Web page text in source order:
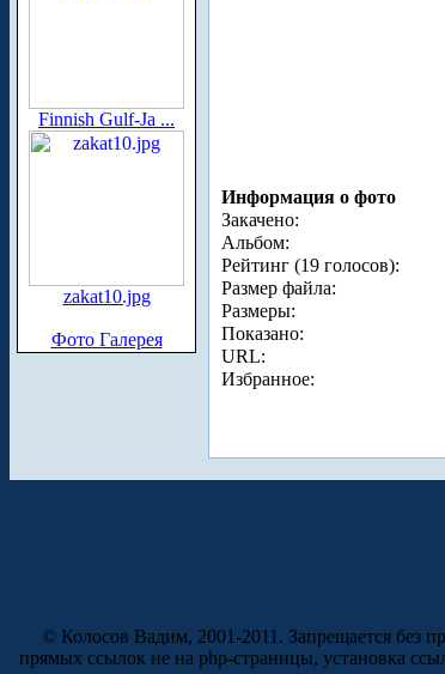
Finnish Gulf-Ja ...
zakat10.jpg
Фото Галерея
Информация о фото
Закачено:
Альбом:
Рейтинг (19 голосов):
Размер файла:
Размеры:
Показано:
URL:
Избранное:
© Колосов Вадим, 2001-2011. Запрещается без
прямых ссылок не на php-страницы, установка